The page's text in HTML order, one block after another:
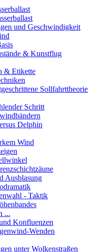
und Geschwindigkeit
& Kunstflug
& Etikette
Sollfahrttheorie
Schritt
Delphin
Wind
Ausblasung
- Taktik
...
Konfluenzen
Wenden
unter Wolkenstraßen